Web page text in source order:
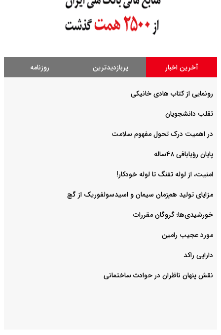
آخرین اخبار پربازدیدترین روزنامه
رونمایی از کتاب هادی خانیکی
‌تقلب دانشجویان
در اهمیت درک تحول مفهوم سلامت
پایان رؤیابافی ۴۸ساله
امنیت، از لوله تفنگ تا ‌لوله خودکار!
مزایای تولید هم‌زمان سیمان و اسیدسولفوریک از گچ
خورشیدی‌ها؛ گروگان مقررات
مورد عجیب رامین
دارایی راکد
نقش پنهان ناظران در حوادث ساختمانی